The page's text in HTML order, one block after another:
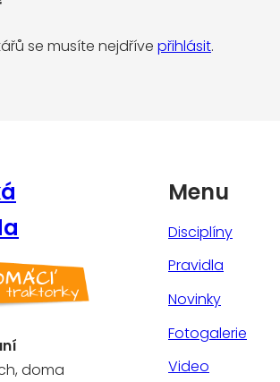
se musíte nejdříve přihlásit.
doma
Menu
Disciplíny
Pravidla
Novinky
Fotogalerie
Video